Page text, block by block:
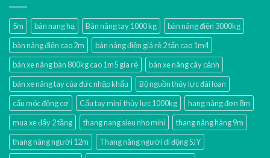
5m bàn nang hạ Bàn nâng tay 1000 kg
bàn nâng điện 3000kg
bàn nâng điện cao 2m
bàn nâng điện giá rẻ 2 tấn cao 1m4
bán xe nâng bàn 800kg cao 1m5 gía rẻ
bán xe nâng cây cảnh
bán xe nâng tay của đức nhập khẩu
Bộ nguồn thủy lực đài loan
cẩu móc động cơ
Cẩu tay mini thủy lực 1000kg
hang nâng đơn 8m
mua xe đẩy 2 tầng
thang nang sieu nho mini
thang nâng hàng 9m
thang nâng người 12m
Thang nâng người di động SJY